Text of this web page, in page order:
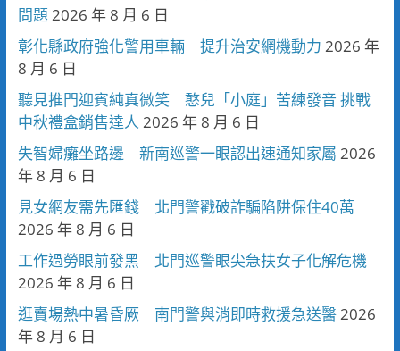
問題 2026 年 8 月 6 日
彰化縣政府強化警用車輛 提升治安網機動力 2026 年
8 月 6 日
聽見推門迎賓純真微笑 憨兒「小庭」苦練發音 挑戰
中秋禮盒銷售達人 2026 年 8 月 6 日
失智婦癱坐路邊 新南巡警一眼認出速通知家屬 2026
年 8 月 6 日
見女網友需先匯錢 北門警戳破詐騙陷阱保住40萬
2026 年 8 月 6 日
工作過勞眼前發黑 北門巡警眼尖急扶女子化解危機
2026 年 8 月 6 日
逛賣場熱中暑昏厥 南門警與消即時救援急送醫2026
年 8 月 6 日